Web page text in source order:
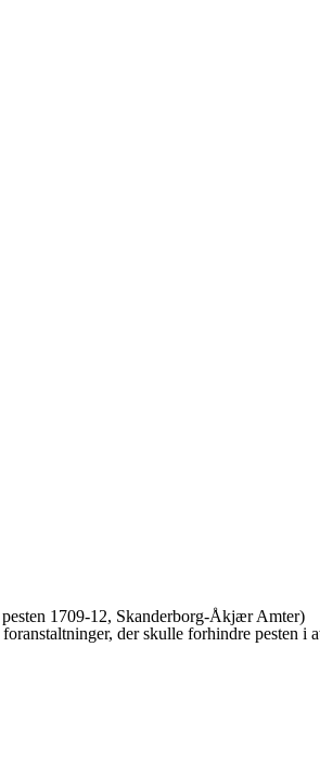
1709-12, Skanderborg-Åkjær Amter)
der skulle forhindre pesten i